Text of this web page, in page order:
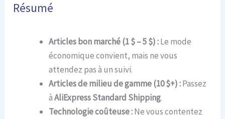
Résumé
Articles bon marché (1 $ – 5 $) :Le mode
économique convient, mais ne vous
attendez pas à un suivi.
Articles de milieu de gamme (10 $+) :Passez
àAliExpress Standard Shipping.
Technologie coûteuse :Ne vous contentez